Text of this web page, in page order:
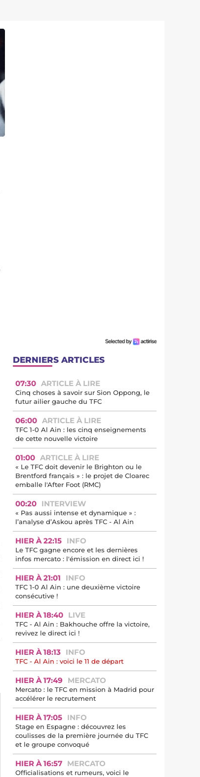
DERNIERS ARTICLES
07:30 ARTICLE À LIRE
Cinq choses à savoir sur Sion Oppong, le
futur ailier gauche du TFC
06:00 ARTICLE À LIRE
TFC 1-0 Al Ain : les cinq enseignements
de cette nouvelle victoire
01:00 ARTICLE À LIRE
« Le TFC doit devenir le Brighton ou le
Brentford français » : le projet de Cloarec
emballe l'After Foot (RMC)
00:20 INTERVIEW
« Pas aussi intense et dynamique » :
l’analyse d’Askou après TFC - Al Ain
HIER À 22:15 INFO
Le TFC gagne encore et les dernières
infos mercato : l'émission en direct ici !
HIER À 21:01 INFO
TFC 1-0 Al Ain : une deuxième victoire
consécutive !
HIER À 18:40 LIVE
TFC - Al Ain : Bakhouche offre la victoire,
revivez le direct ici !
HIER À 18:13 INFO
TFC - Al Ain : voici le 11 de départ
HIER À 17:49 MERCATO
Mercato : le TFC en mission à Madrid pour
accélérer le recrutement
HIER À 17:05 INFO
Stage en Espagne : découvrez les
coulisses de la première journée du TFC
et le groupe convoqué
HIER À 16:57 MERCATO
Officialisations et rumeurs, voici le